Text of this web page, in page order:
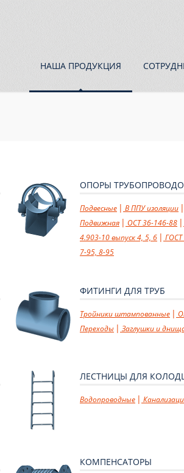
НАША ПРОДУКЦИЯ
ОПОРЫ
Подвесные В ППУ изоляции
Подвижная
ОСТ 36-146-88
4.903-10 выпуск 4, 5, 6
ГОСТ
7-95, 8-95
ФИТИНГИ ДЛЯ ТРУБ
Тройники штампованные
Переходы
Заглушки и
ЛЕСТНИЦЫ ДЛЯ
Водопроводные
КОМПЕНСАТОРЫ